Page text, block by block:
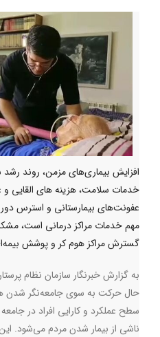
افزایش بیماری‌های مزمن، روند
خدمات سلامت، هزینه های القایی و
عفونت‌های بیمارستانی و استرس
مهم خدمات مراکز درمانی است،
گسترش مراکز هوم کر و پوشش
به گزارش خبرنگار سازمان نظام
حال حرکت به سوی جامعه‌نگر شدن
سطح عملکرد و کارایی افراد در
ناشی از بیمار شدن مردم می‌شود.